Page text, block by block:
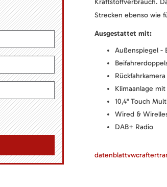
Strecken ebenso wie
Ausgestattet mit:
Außenspiegel -
Klimaanlage
10,4" Touch
Wired &
DAB+ Radio